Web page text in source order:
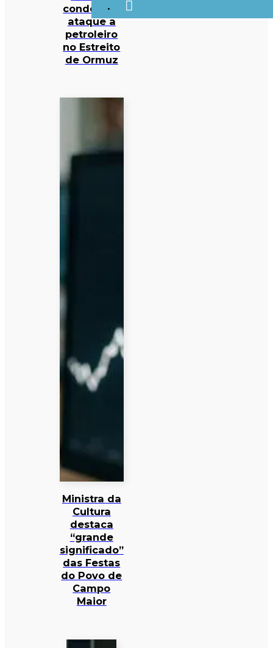
condenam
ataque a
petroleiro
no Estreito
de Ormuz
Ministra da
Cultura
destaca
“grande
significado”
das Festas
do Povo de
Campo
Maior